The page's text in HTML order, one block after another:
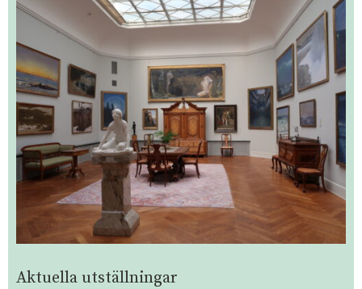
Aktuella utställningar